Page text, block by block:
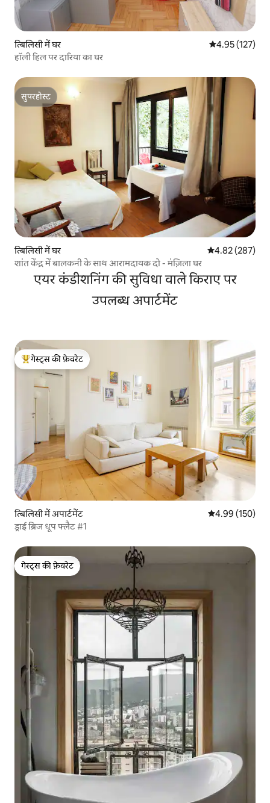
त्बिलिसी में घर औसत रेटिंग 5 में से
4.95 (127)
हॉली हिल पर दारिया का घर
सुपरहोस्ट
सुपरहोस्ट
त्बिलिसी में घर औसत रेटिंग 5 में से
4.82 (287)
शांत केंद्र में बालकनी के साथ आरामदायक दो - मंज़िला घर
एयर कंडीशनिंग की सुविधा वाले किराए पर
उपलब्ध अपार्टमेंट
गेस्ट्स का टॉप फ़ेवरेट
गेस्ट्स की फ़ेवरेट
त्बिलिसी में अपार्टमेंट औसत रेटिंग 5 में से
4.99 (150)
ड्राई ब्रिज धूप फ्लैट #1
गेस्ट्स की फ़ेवरेट
गेस्ट्स की फ़ेवरेट